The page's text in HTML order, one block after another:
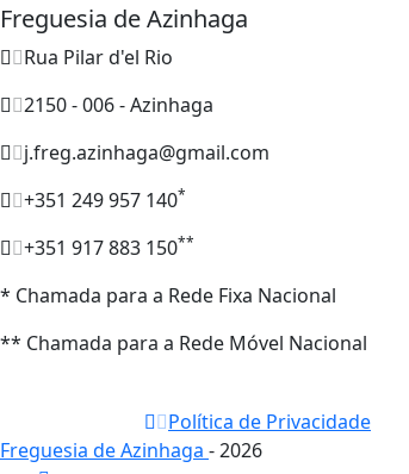
Freguesia de Azinhaga
Rua Pilar d'el Rio
2150 - 006 - Azinhaga
j.freg.azinhaga@gmail.com
+351 249 957 140*
+351 917 883 150**
* Chamada para a Rede Fixa Nacional
** Chamada para a Rede Móvel Nacional
Política de Privacidade
Freguesia de Azinhaga - 2026